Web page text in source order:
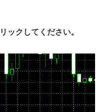
ックしてください。